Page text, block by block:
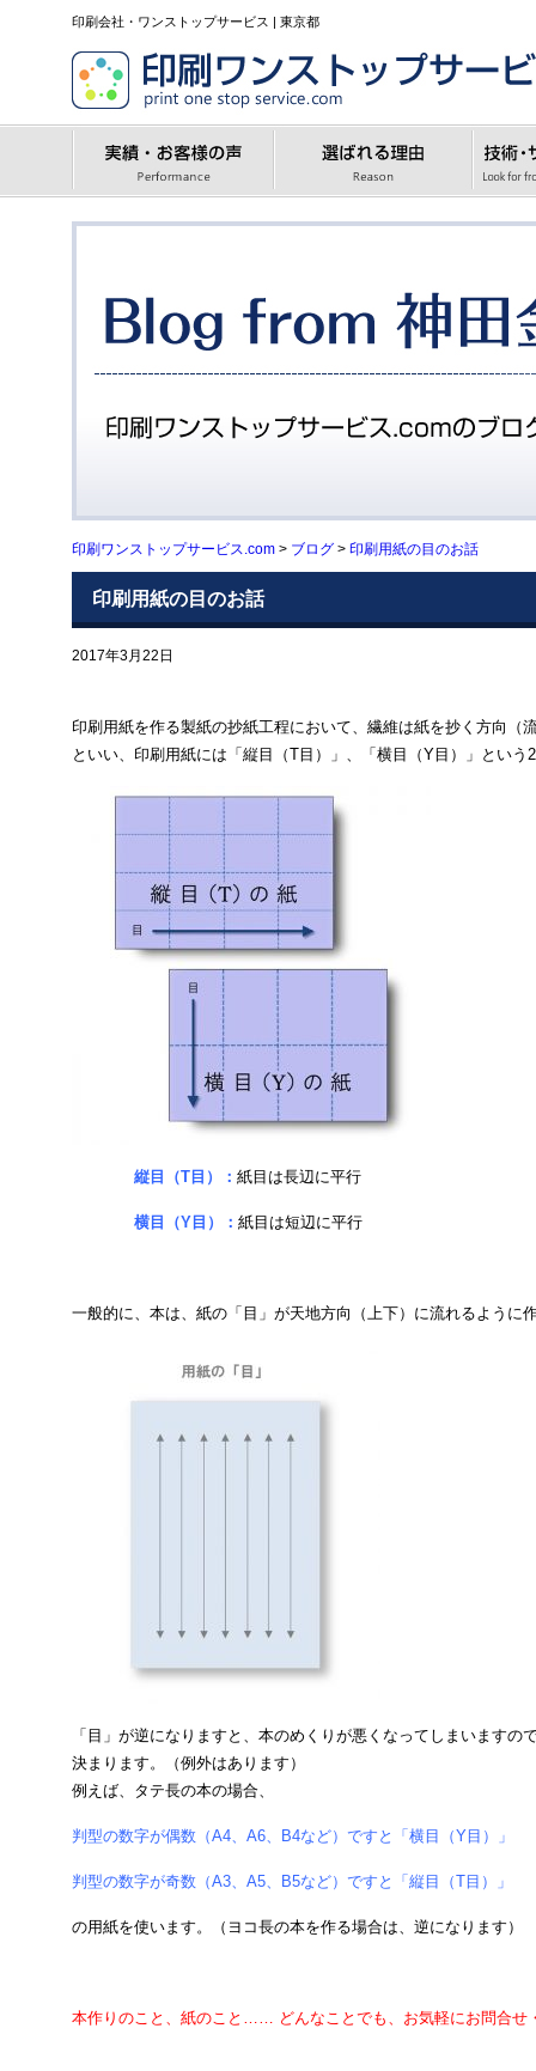
印刷会社・ワンストップサービス | 東京都
印刷ワンストップサービス.com > ブログ > 印刷用紙の目のお話
印刷用紙の目のお話
2017年3月22日
印刷用紙を作る製紙の抄紙工程において、繊維は紙を抄く方向（
といい、印刷用紙には「縦目（T目）」、「横目（Y目）」という
縦目（T目）： 紙目は長辺に平行
横目（Y目）： 紙目は短辺に平行
一般的に、本は、紙の「目」が天地方向（上下）に流れるように
「目」が逆になりますと、本のめくりが悪くなってしまいます
決まります。（例外はあります）
例えば、タテ長の本の場合、
判型の数字が偶数（A4、A6、B4など）ですと「横目（Y目）」
判型の数字が奇数（A3、A5、B5など）ですと「縦目（T目）」
の用紙を使います。（ヨコ長の本を作る場合は、逆になります）
本作りのこと、紙のこと…… どんなことでも、お気軽にお問合せ